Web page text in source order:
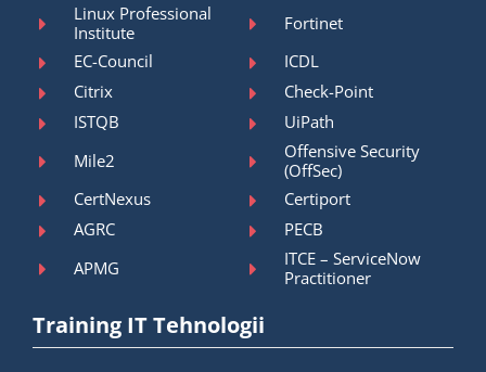
Linux Professional
Institute
Fortinet
EC-Council
ICDL
Citrix
Check-Point
ISTQB
UiPath
Mile2
Offensive Security
(OffSec)
CertNexus
Certiport
AGRC
PECB
APMG
ITCE – ServiceNow
Practitioner
Training IT Tehnologii